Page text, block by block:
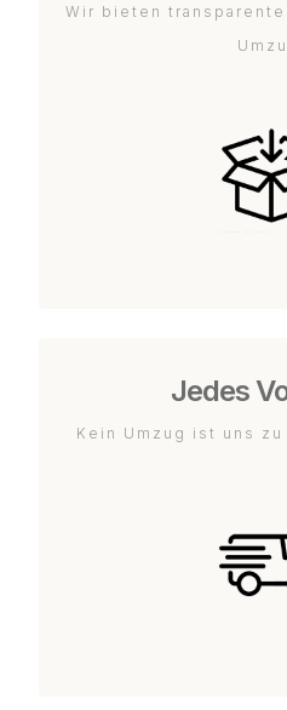
Wir bieten
Jedes
Kein Umzug ist uns